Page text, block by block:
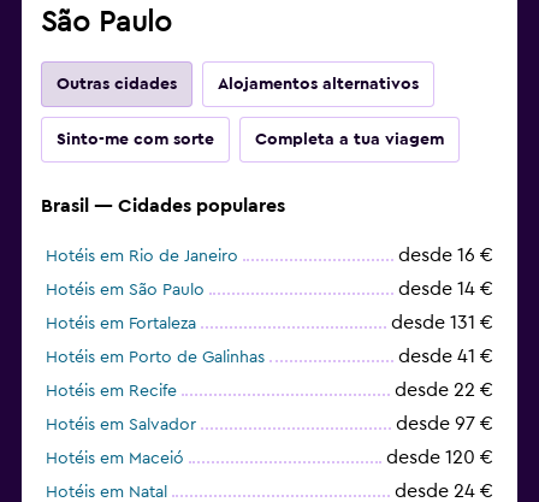
São Paulo
Outras cidades Alojamentos alternativos
Sinto-me com sorte Completa a tua viagem
Brasil — Cidades populares
Hotéis em Rio de Janeiro desde 16 €
Hotéis em São Paulo desde 14 €
Hotéis em Fortaleza desde 131 €
Hotéis em Porto de Galinhas desde 41 €
Hotéis em Recife desde 22 €
Hotéis em Salvador desde 97 €
Hotéis em Maceió desde 120 €
Hotéis em Natal desde 24 €